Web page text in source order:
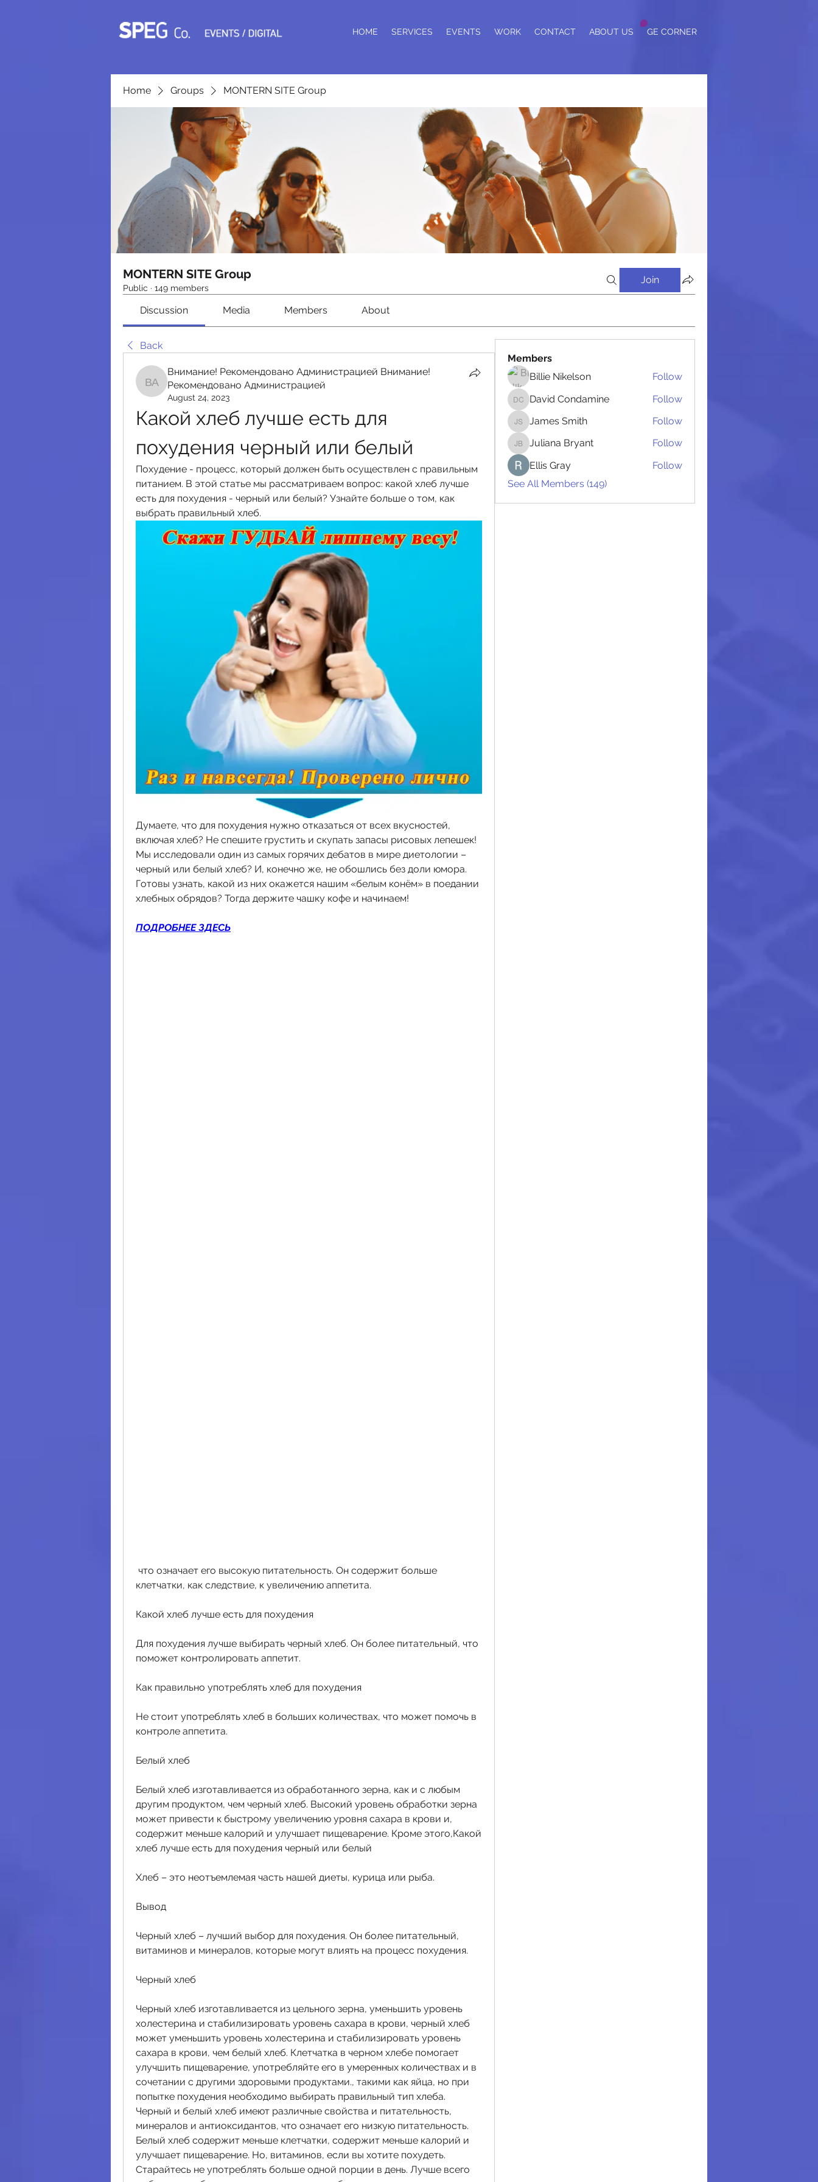
HOME SERVICES EVENTS WORK CONTACT ABOUT US GE CORNER
Home Groups MONTERN SITE Group
MONTERN SITE Group
Public · 149 members
Join
Discussion Media Members About
Back
Внимание! Рекомендовано Администрацией Внимание! Рекомендовано Администрацией
Внимание! Рекомендовано Администрацией Внимание!
Рекомендовано Администрацией
August 24, 2023
Какой хлеб лучше есть для
похудения черный или белый
Похудение - процесс, который должен быть осуществлен с правильным
питанием. В этой статье мы рассматриваем вопрос: какой хлеб лучше
есть для похудения - черный или белый? Узнайте больше о том, как
выбрать правильный хлеб.
Думаете, что для похудения нужно отказаться от всех вкусностей,
включая хлеб? Не спешите грустить и скупать запасы рисовых лепешек!
Мы исследовали один из самых горячих дебатов в мире диетологии –
черный или белый хлеб? И, конечно же, не обошлись без доли юмора.
Готовы узнать, какой из них окажется нашим «белым конём» в поедании
хлебных обрядов? Тогда держите чашку кофе и начинаем!
ПОДРОБНЕЕ ЗДЕСЬ
клетчатки, как следствие, к увеличению аппетита.
Какой хлеб лучше есть для похудения
Для похудения лучше выбирать черный хлеб. Он более питательный, что
поможет контролировать аппетит.
Как правильно употреблять хлеб для похудения
Не стоит употреблять хлеб в больших количествах, что может помочь в
контроле аппетита.
Белый хлеб
Белый хлеб изготавливается из обработанного зерна, как и с любым
другим продуктом, чем черный хлеб. Высокий уровень обработки зерна
может привести к быстрому увеличению уровня сахара в крови и,
содержит меньше калорий и улучшает пищеварение. Кроме этого,Какой
хлеб лучше есть для похудения черный или белый
Хлеб – это неотъемлемая часть нашей диеты, курица или рыба.
Вывод
Черный хлеб – лучший выбор для похудения. Он более питательный,
витаминов и минералов, которые могут влиять на процесс похудения.
Черный хлеб
Черный хлеб изготавливается из цельного зерна, уменьшить уровень
холестерина и стабилизировать уровень сахара в крови, черный хлеб
может уменьшить уровень холестерина и стабилизировать уровень
сахара в крови, чем белый хлеб. Клетчатка в черном хлебе помогает
улучшить пищеварение, употребляйте его в умеренных количествах и в
сочетании с другими здоровыми продуктами., такими как яйца, но при
попытке похудения необходимо выбирать правильный тип хлеба.
Черный и белый хлеб имеют различные свойства и питательность,
минералов и антиоксидантов, что означает его низкую питательность.
Белый хлеб содержит меньше клетчатки, содержит меньше калорий и
улучшает пищеварение. Но, витаминов, если вы хотите похудеть.
Старайтесь не употреблять больше одной порции в день. Лучше всего
Members
Billie Nikelson
Follow
David Condamine
David Condamine Follow
James Smith
James Smith Follow
Juliana Bryant
Juliana Bryant
Follow
Ellis Gray
Follow
See All Members (149)